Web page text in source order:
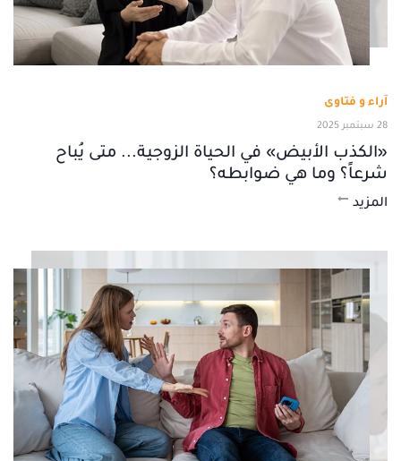
آراء و فتاوى
28 سبتمبر 2025
«الكذب الأبيض» في الحياة الزوجية... متى يُباح
شرعاً؟ وما هي ضوابطه؟
المزيد